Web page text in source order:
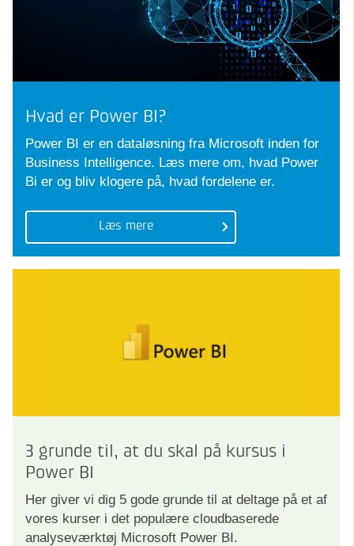
Hvad er Power BI?
Power BI er en dataløsning fra Microsoft inden for
Business Intelligence. Læs mere om, hvad Power
Bi er og bliv klogere på, hvad fordelene er.
Læs mere
3 grunde til, at du skal på kursus i
Power BI
Her giver vi dig 5 gode grunde til at deltage på et af
vores kurser i det populære cloudbaserede
analyseværktøj Microsoft Power BI.